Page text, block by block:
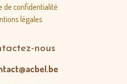
de confidentialité
légales
nous